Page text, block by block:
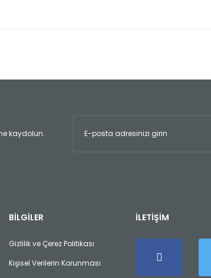
Yorum Yaz
kaydolun.
BİLGİLER
Gizlilik ve Çerez Politikası
Kişisel Verilerin Korunması
İLETİŞİM